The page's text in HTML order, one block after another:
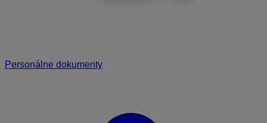
Personálne dokumenty